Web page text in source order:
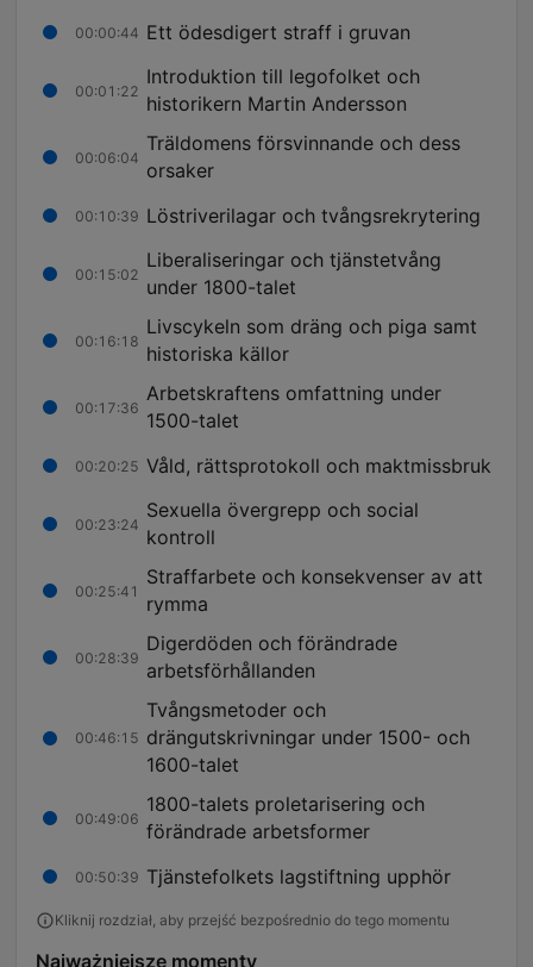
00:00:44 Ett ödesdigert straff i gruvan
00:01:22
Introduktion till legofolket och
historikern Martin Andersson
00:06:04
Träldomens försvinnande och dess
orsaker
00:10:39 Löstriverilagar och tvångsrekrytering
00:15:02
Liberaliseringar och tjänstetvång
under 1800-talet
00:16:18
Livscykeln som dräng och piga samt
historiska källor
00:17:36
Arbetskraftens omfattning under
1500-talet
00:20:25 Våld, rättsprotokoll och maktmissbruk
00:23:24
Sexuella övergrepp och social
kontroll
00:25:41
Straffarbete och konsekvenser av att
rymma
00:28:39
Digerdöden och förändrade
arbetsförhållanden
00:46:15
Tvångsmetoder och
drängutskrivningar under 1500- och
1600-talet
00:49:06
1800-talets proletarisering och
förändrade arbetsformer
00:50:39 Tjänstefolkets lagstiftning upphör
Kliknij rozdział, aby przejść bezpośrednio do tego momentu
Najważniejsze momenty